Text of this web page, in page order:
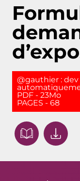
@gauthier :
PDF - 23Mo
PAGES - 68